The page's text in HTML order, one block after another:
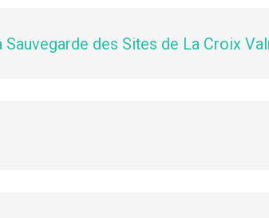
des Sites de La Croix